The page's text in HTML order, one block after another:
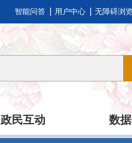
智能问答 用户中心 无障碍浏
政民互动 数